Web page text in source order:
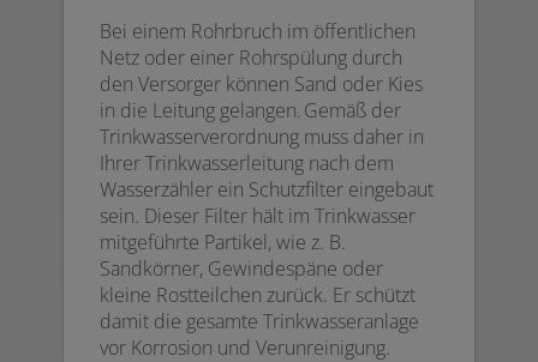
Bei einem Rohrbruch im öffentlichen
Netz oder einer Rohrspülung durch
den Versorger können Sand oder Kies
in die Leitung gelangen. Gemäß der
Trinkwasserverordnung muss daher in
Ihrer Trinkwasserleitung nach dem
Wasserzähler ein Schutzfilter eingebaut
sein. Dieser Filter hält im Trinkwasser
mitgeführte Partikel, wie z. B.
Sandkörner, Gewindespäne oder
kleine Rostteilchen zurück. Er schützt
damit die gesamte Trinkwasseranlage
vor Korrosion und Verunreinigung.